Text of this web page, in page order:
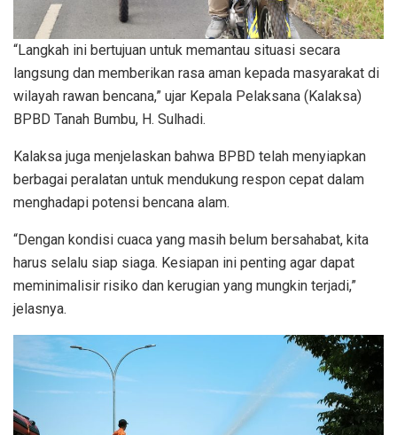
“Langkah ini bertujuan untuk memantau situasi secara
langsung dan memberikan rasa aman kepada masyarakat di
wilayah rawan bencana,” ujar Kepala Pelaksana (Kalaksa)
BPBD Tanah Bumbu, H. Sulhadi.
Kalaksa juga menjelaskan bahwa BPBD telah menyiapkan
berbagai peralatan untuk mendukung respon cepat dalam
menghadapi potensi bencana alam.
“Dengan kondisi cuaca yang masih belum bersahabat, kita
harus selalu siap siaga. Kesiapan ini penting agar dapat
meminimalisir risiko dan kerugian yang mungkin terjadi,”
jelasnya.